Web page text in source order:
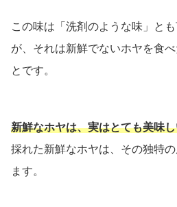
この味は「洗剤のような味」と
が、それは新鮮でないホヤを食
とです。
新鮮なホヤは、実はとても美味
採れた新鮮なホヤは、その独特
ます。